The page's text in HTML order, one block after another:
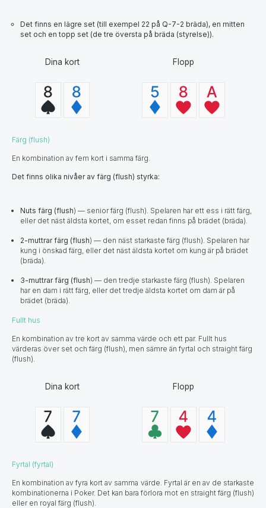
Det finns en lägre set (till exempel 22 på Q-7-2 bräda), en mitten
set och en topp set (de tre översta på bräda (styrelse)).
Dina kort Flopp
Färg (flush)
En kombination av fem kort i samma färg.
Det finns olika nivåer av färg (flush) styrka:
Nuts färg (flush) — senior färg (flush). Spelaren har ett ess i rätt färg,
eller det näst äldsta kortet, om esset redan finns på brädet (bräda).
2-muttrar färg (flush) — den näst starkaste färg (flush). Spelaren har
kung i önskad färg, eller det näst äldsta kortet om kung är på brädet
(bräda).
3-muttrar färg (flush) — den tredje starkaste färg (flush). Spelaren
har en dam i rätt färg, eller det tredje äldsta kortet om dam är på
brädet (bräda).
Fullt hus
En kombination av tre kort av samma värde och ett par. Fullt hus
värderas över set och färg (flush), men sämre än fyrtal och straight färg
(flush).
Dina kort Flopp
Fyrtal (fyrtal)
En kombination av fyra kort av samma värde. Fyrtal är en av de starkaste
kombinationerna i Poker. Det kan bara förlora mot en straight färg (flush)
eller en royal färg (flush).